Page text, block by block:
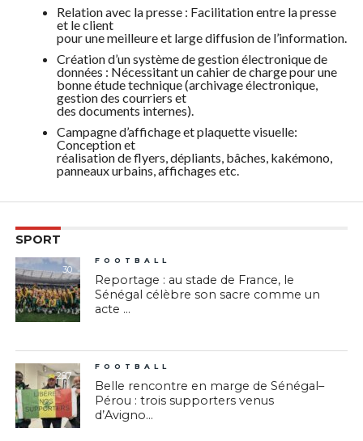
Relation avec la presse : Facilitation entre la presse
et le client
pour une meilleure et large diffusion de l’information.
Création d’un système de gestion électronique de
données : Nécessitant un cahier de charge pour une
bonne étude technique (archivage électronique,
gestion des courriers et
des documents internes).
Campagne d’affichage et plaquette visuelle:
Conception et
réalisation de flyers, dépliants, bâches, kakémono,
panneaux urbains, affichages etc.
SPORT
30
FOOTBALL
Reportage : au stade de France, le
Sénégal célèbre son sacre comme un
acte ...
297
FOOTBALL
Belle rencontre en marge de Sénégal–
Pérou : trois supporters venus
d’Avigno...